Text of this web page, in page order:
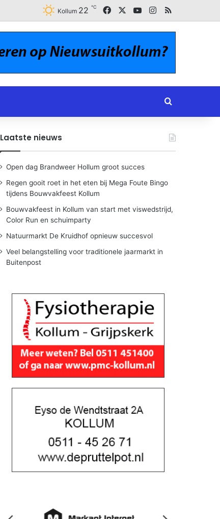
Kollum 22 ℃ FacebookYouTubeInstagram
RSS
Zoeken naar
Laatste nieuws
Open dag Brandweer Hollum groot succes
Regen gooit roet in het eten bij Mega Foute Bingo
tijdens Bouwvakfeest Kollum
Bouwvakfeest in Kollum van start met viswedstrijd,
Color Run en schuimparty
Natuurmarkt De Kruidhof opnieuw succesvol
Veel belangstelling voor traditionele jaarmarkt in
Buitenpost